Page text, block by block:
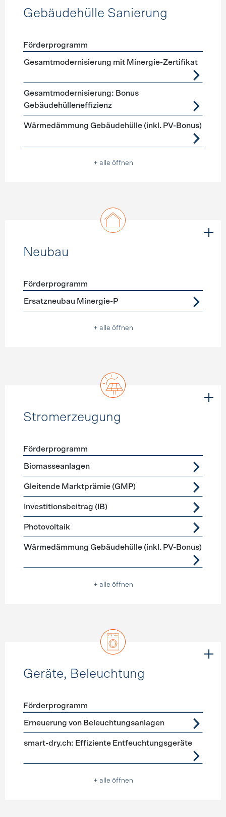
Gebäudehülle Sanierung
Förderprogramme Gebäudehülle Sanierung
Förderprogramm
Gesamtmodernisierung mit Minergie-Zertifikat
Gesamtmodernisierung: Bonus
Gebäudehülleneffizienz
Wärmedämmung Gebäudehülle (inkl. PV-Bonus)
+ alle öffnen
Neubau
Förderprogramme Neubau
Förderprogramm
Ersatzneubau Minergie-P
+ alle öffnen
Stromerzeugung
Förderprogramme
Förderprogramm
Biomasseanlagen
Gleitende Marktprämie (GMP)
Investitionsbeitrag (IB)
Photovoltaik
Wärmedämmung Gebäudehülle (inkl. PV-Bonus)
+ alle öffnen
Geräte, Beleuchtung
Förderprogramme Geräte, Beleuchtung
Förderprogramm
Erneuerung von Beleuchtungsanlagen
smart-dry.ch: Effiziente Entfeuchtungsgeräte
+ alle öffnen